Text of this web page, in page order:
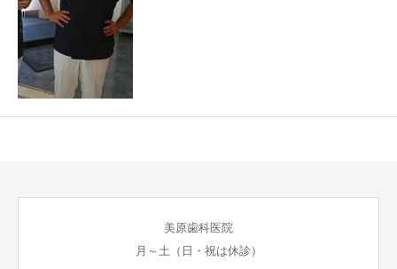
美原歯科医院
月～土（日・祝は休診）